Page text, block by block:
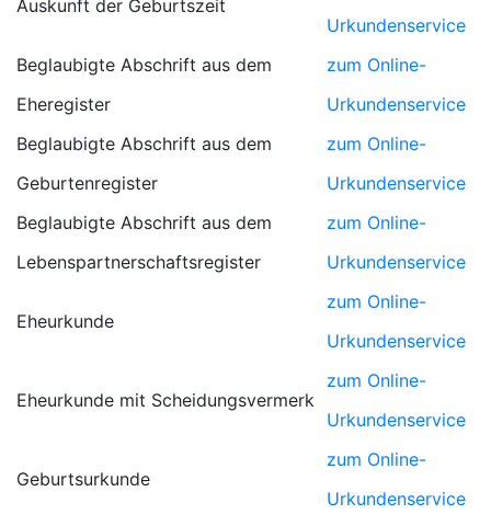
Auskunft der Geburtszeit
Urkundenservice
Beglaubigte Abschrift aus dem
Eheregister
zum Online-
Urkundenservice
Beglaubigte Abschrift aus dem
Geburtenregister
zum Online-
Urkundenservice
Beglaubigte Abschrift aus dem
Lebenspartnerschaftsregister
zum Online-
Urkundenservice
Eheurkunde
zum Online-
Urkundenservice
Eheurkunde mit Scheidungsvermerk
zum Online-
Urkundenservice
Geburtsurkunde
zum Online-
Urkundenservice